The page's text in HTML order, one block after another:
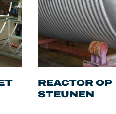
REACTOR OP
STEUNEN